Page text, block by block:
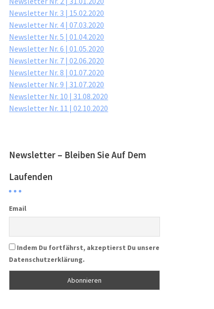
Newsletter Nr. 3 | 15.02.2020
Newsletter Nr. 4 | 07.03.2020
Newsletter Nr. 5 | 01.04.2020
Newsletter Nr. 6 | 01.05.2020
Newsletter Nr. 7 | 02.06.2020
Newsletter Nr. 8 | 01.07.2020
Newsletter Nr. 9 | 31.07.2020
Newsletter Nr. 10 | 31.08.2020
Newsletter Nr. 11 | 02.10.2020
Newsletter – Bleiben Sie Auf Dem
Laufenden
Email
Indem Du fortfährst, akzeptierst Du unsere
Datenschutzerklärung.